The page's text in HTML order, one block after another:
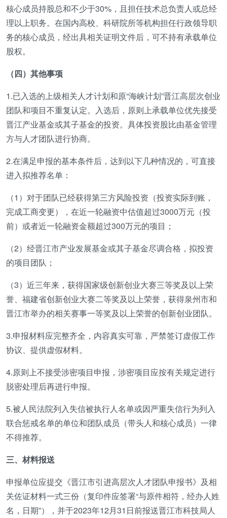
核心成员持股总和不少于30%，且担任技术总负责人或总经
理以上职务。在国内高校、科研院所等机构担任行政领导职
务的核心成员，经出具相关证明文件后，可不持有承载单位
股权。
（四）其他事项
1.已入选的上级相关人才计划和原“海峡计划”晋江高层次创业
团队和项目不重复认定。入选后，原则上承载单位优先接受
晋江产业基金或其子基金的投资。具体投资股比由基金管理
方与人才团队进行协商。
2.在满足申报的基本条件后，达到以下几种情况的，可直接
进入拟推荐名单：
（1）对于团队已经获得第三方风险投资（投资实际到账，
完成工商变更），在近一轮融资中估值超过3000万元（投
前）或者近一轮融资金额超过300万元的项目；
（2）经晋江市产业发展基金或其子基金尽调合格，拟投资
的项目团队；
（3）近三年来，获得国家级创新创业大赛三等奖及以上荣
誉、福建省创新创业大赛二等奖及以上荣誉，获得泉州市和
晋江市举办的相关赛事一等奖及以上荣誉的创新创业团队。
3.申报材料应完整齐全，内容真实可靠，严禁签订虚假工作
协议、提供虚假材料。
4.原则上不接受涉密项目申报，涉密项目应按有关规定进行
脱密处理后再进行申报。
5.被人民法院列入失信被执行人名单或因严重失信行为列入
联合惩戒名单的单位和团队成员（带头人和核心成员）一律
不得推荐。
三、材料报送
申报单位应提交《晋江市引进高层次人才团队申报书》及相
关佐证材料一式三份（复印件应签署“与原件相符，经办人姓
名，日期”），并于2023年12月31日前报送晋江市科技局人